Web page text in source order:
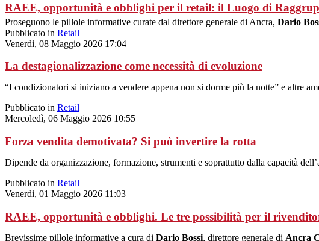
RAEE, opportunità e obblighi per il retail: il Luogo di
Proseguono le pillole informative curate dal direttore generale di Ancra, Dario
Pubblicato in Retail
Venerdì, 08 Maggio 2026 17:04
La destagionalizzazione come necessità di evoluzione
“I condizionatori si iniziano a vendere appena non si dorme più la notte” e altre
Pubblicato in Retail
Mercoledì, 06 Maggio 2026 10:55
Forza vendita demotivata? Si può invertire la rotta
Dipende da organizzazione, formazione, strumenti e soprattutto dalla capacità
Pubblicato in Retail
Venerdì, 01 Maggio 2026 11:03
RAEE, opportunità e obblighi. Le tre possibilità per il
Brevissime pillole informative a cura di Dario Bossi, direttore generale di Ancra